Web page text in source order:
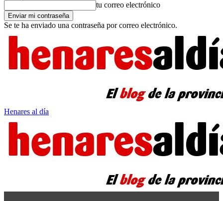
tu correo electrónico
Se te ha enviado una contraseña por correo electrónico.
Henares al día